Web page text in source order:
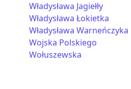
Władysława Jagiełły
Władysława Łokietka
Władysława Warneńczyka
Wojska Polskiego
Wołuszewska